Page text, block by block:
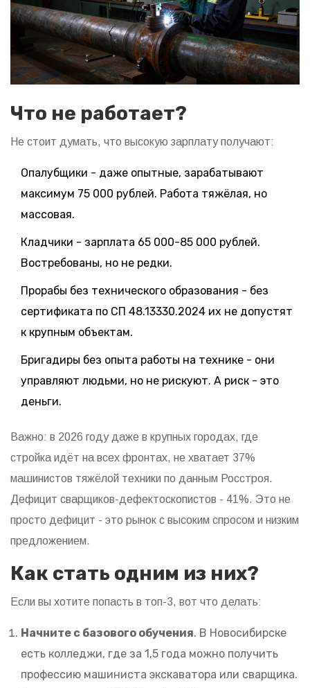
Что не работает?
Не стоит думать, что высокую зарплату получают:
Опалубщики - даже опытные, зарабатывают
максимум 75 000 рублей. Работа тяжёлая, но
массовая.
Кладчики - зарплата 65 000-85 000 рублей.
Востребованы, но не редки.
Прорабы без технического образования - без
сертификата по СП 48.13330.2024 их не допустят
к крупным объектам.
Бригадиры без опыта работы на технике - они
управляют людьми, но не рискуют. А риск - это
деньги.
Важно: в 2026 году даже в крупных городах, где
стройка идёт на всех фронтах, не хватает 37%
машинистов тяжёлой техники по данным Росстроя.
Дефицит сварщиков-дефектоскопистов - 41%. Это не
просто дефицит - это рынок с высоким спросом и низким
предложением.
Как стать одним из них?
Если вы хотите попасть в топ-3, вот что делать:
Начните с базового обучения. В Новосибирске
есть колледжи, где за 1,5 года можно получить
профессию машиниста экскаватора или сварщика.